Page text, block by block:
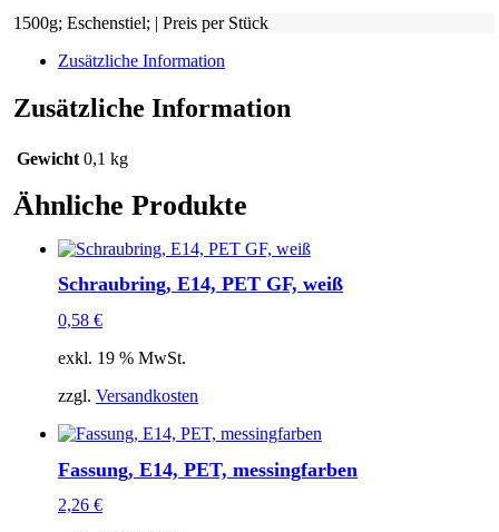
1500g; Eschenstiel; | Preis per Stück
Zusätzliche Information
Zusätzliche Information
Gewicht 0,1 kg
Ähnliche Produkte
Schraubring, E14, PET GF, weiß
0,58 €
exkl. 19 % MwSt.
zzgl. Versandkosten
Fassung, E14, PET, messingfarben
2,26 €